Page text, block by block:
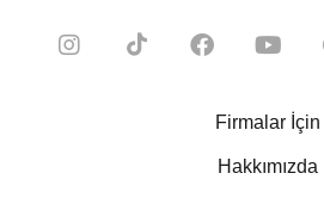
Firmalar İçin
Hakkımızda